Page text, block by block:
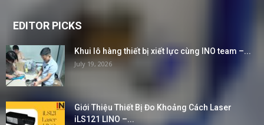
EDITOR PICKS
Khui lô hàng thiết bị xiết lực cùng INO team –...
July 19, 2026
Giới Thiệu Thiết Bị Đo Khoảng Cách Laser
iLS121 LINO –...